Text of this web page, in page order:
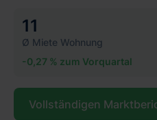
11
Ø Miete Wohnung
-0,27 % zum Vorquartal
Vollständigen